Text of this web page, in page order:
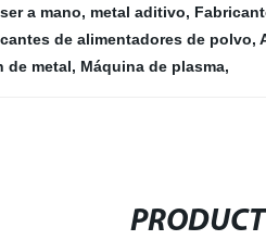
a mano, metal aditivo,
de alimentadores de polvo,
de metal, Máquina de plasma,